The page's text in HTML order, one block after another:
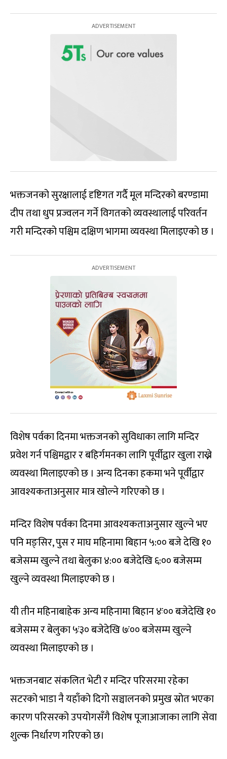
भक्तजनको सुरक्षालाई दृष्टिगत गर्दै मूल मन्दिरको बरण्डामा
दीप तथा धुप प्रज्वलन गर्ने विगतको व्यवस्थालाई परिवर्तन
गरी मन्दिरको पश्चिम दक्षिण भागमा व्यवस्था मिलाइएको छ ।
विशेष पर्वका दिनमा भक्तजनको सुविधाका लागि मन्दिर
प्रवेश गर्न पश्चिमद्वार र बहिर्गमनका लागि पूर्वीद्वार खुला राख्ने
व्यवस्था मिलाइएको छ । अन्य दिनका हकमा भने पूर्वीद्वार
आवश्यकताअनुसार मात्र खोल्ने गरिएको छ ।
मन्दिर विशेष पर्वका दिनमा आवश्यकताअनुसार खुल्ने भए
पनि मङ्सिर, पुस र माघ महिनामा बिहान ५:०० बजे देखि १०
बजेसम्म खुल्ने तथा बेलुका ४:०० बजेदेखि ६:०० बजेसम्म
खुल्ने व्यवस्था मिलाइएको छ ।
यी तीन महिनाबाहेक अन्य महिनामा बिहान ४ः०० बजेदेखि १०
बजेसम्म र बेलुका ५ः३० बजेदेखि ७ः०० बजेसम्म खुल्ने
व्यवस्था मिलाइएको छ ।
भक्तजनबाट संकलित भेटी र मन्दिर परिसरमा रहेका
सटरको भाडा नै यहाँको दिगो सञ्चालनको प्रमुख स्रोत भएका
कारण परिसरको उपयोगसँगै विशेष पूजाआजाका लागि सेवा
शुल्क निर्धारण गरिएको छ।